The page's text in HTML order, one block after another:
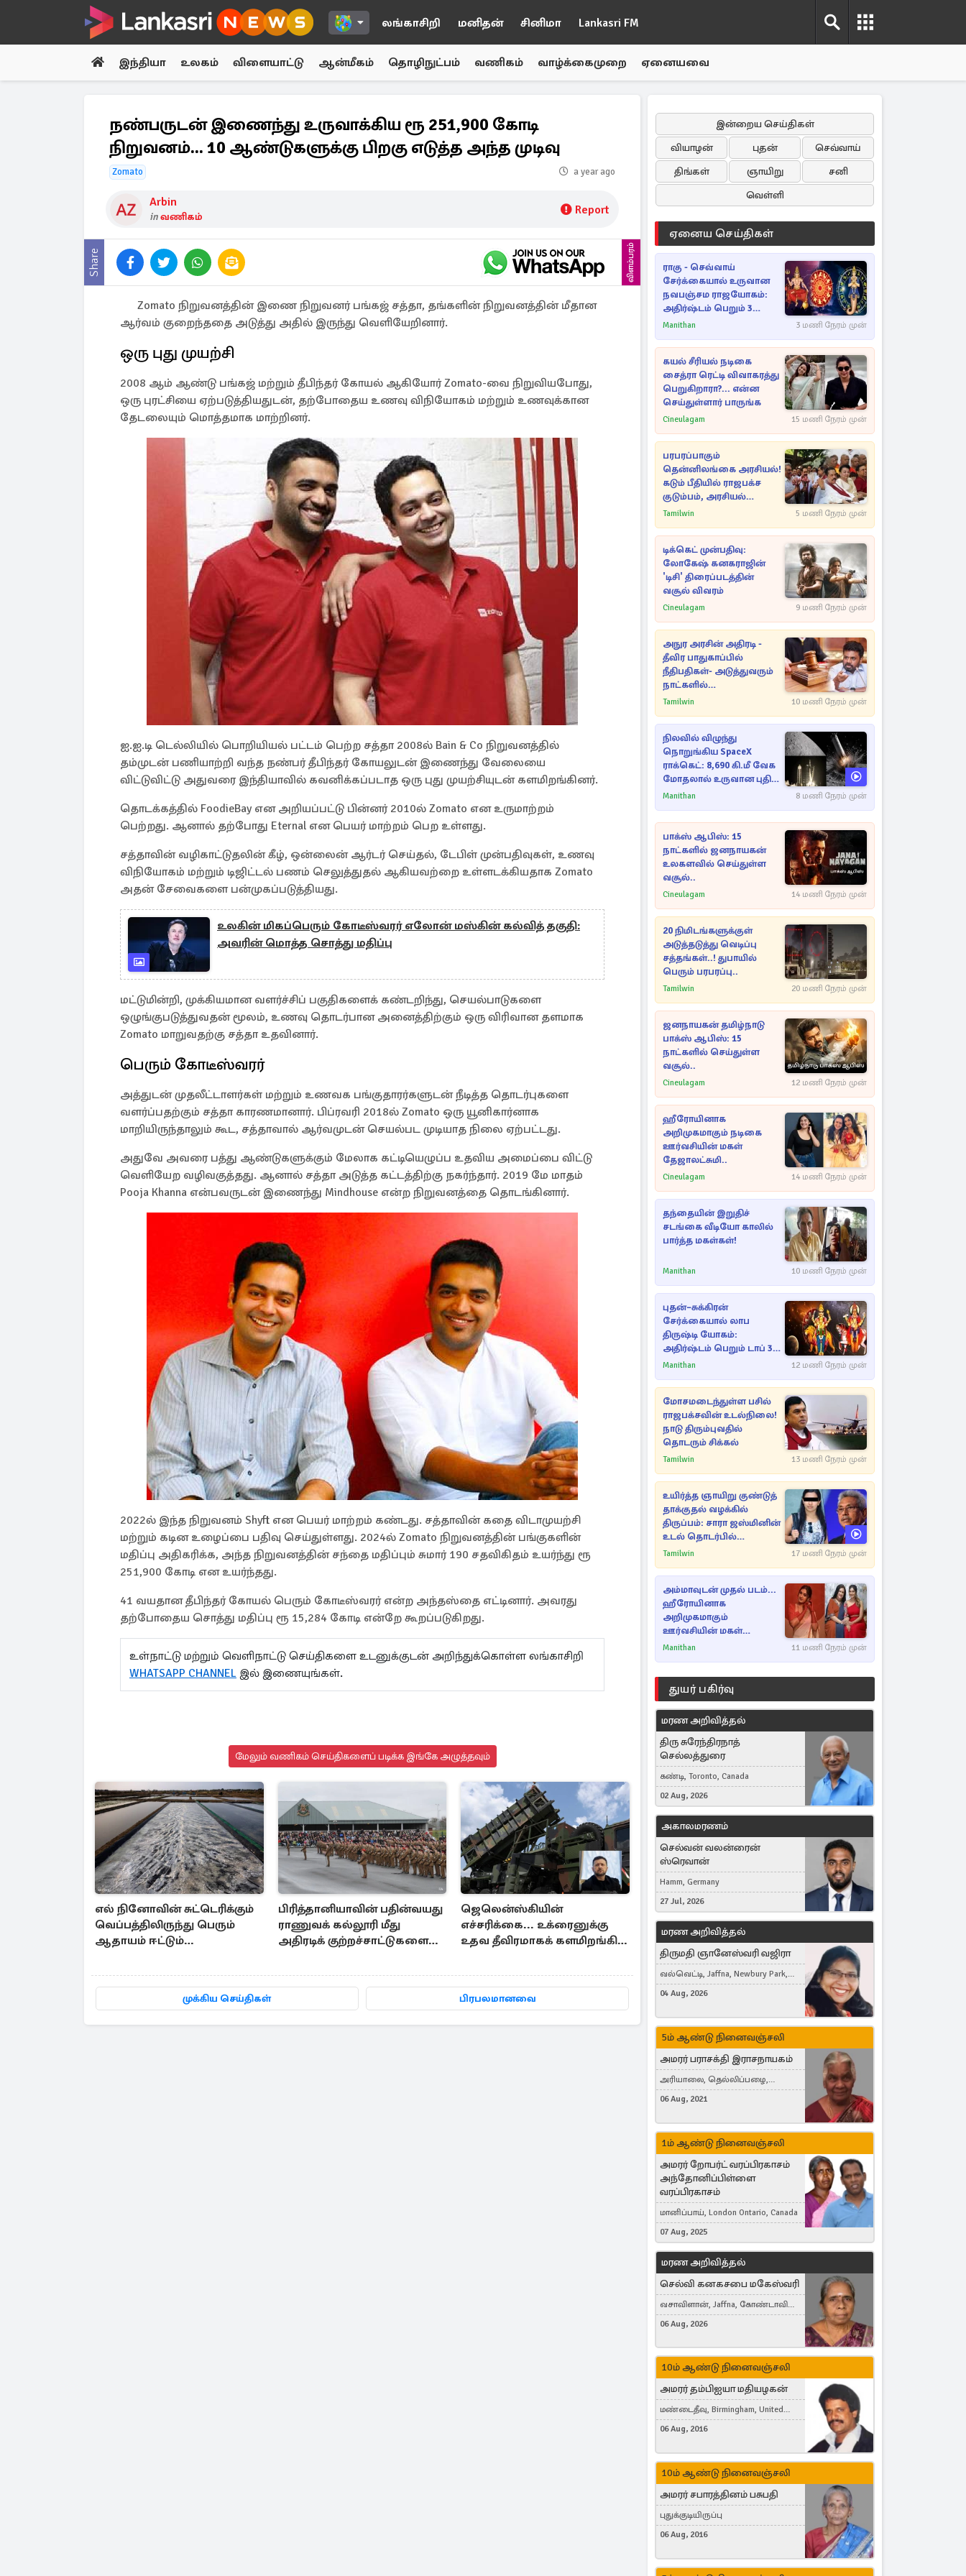
லங்காசிறி மனிதன் சினிமா Lankasri FM
இந்தியா உலகம் விளையாட்டு ஆன்மீகம் தொழிநுட்பம் வணிகம் வாழ்க்கைமுறை ஏனையவை
நண்பருடன் இணைந்து உருவாக்கிய ரூ 251,900 கோடி
நிறுவனம்... 10 ஆண்டுகளுக்கு பிறகு எடுத்த அந்த முடிவு
Zomato a year ago
Arbin
inவணிகம் Report
Share விளம்பரம்
Zomato நிறுவனத்தின் இணை நிறுவனர் பங்கஜ் சத்தா, தங்களின் நிறுவனத்தின் மீதான
ஆர்வம் குறைந்ததை அடுத்து அதில் இருந்து வெளியேறினார்.
ஒரு புது முயற்சி
2008 ஆம் ஆண்டு பங்கஜ் மற்றும் தீபிந்தர் கோயல் ஆகியோர் Zomato-வை நிறுவியபோது, ​​
ஒரு புரட்சியை ஏற்படுத்தியதுடன், தற்போதைய உணவு விநியோகம் மற்றும் உணவுக்கான
தேடலையும் மொத்தமாக மாற்றினர்.
ஐ.ஐ.டி டெல்லியில் பொறியியல் பட்டம் பெற்ற சத்தா 2008ல் Bain & Co நிறுவனத்தில்
தம்முடன் பணியாற்றி வந்த நண்பர் தீபிந்தர் கோயலுடன் இணைந்து வேலையை
விட்டுவிட்டு அதுவரை இந்தியாவில் கவனிக்கப்படாத ஒரு புது முயற்சியுடன் களமிறங்கினர்.
தொடக்கத்தில் FoodieBay என அறியப்பட்டு பின்னர் 2010ல் Zomato என உருமாற்றம்
பெற்றது. ஆனால் தற்போது Eternal என பெயர் மாற்றம் பெற உள்ளது.
சத்தாவின் வழிகாட்டுதலின் கீழ், ஒன்லைன் ஆர்டர் செய்தல், டேபிள் முன்பதிவுகள், உணவு
விநியோகம் மற்றும் டிஜிட்டல் பணம் செலுத்துதல் ஆகியவற்றை உள்ளடக்கியதாக Zomato
அதன் சேவைகளை பன்முகப்படுத்தியது.
உலகின் மிகப்பெரும் கோடீஸ்வரர் எலோன் மஸ்கின் கல்வித் தகுதி:
அவரின் மொத்த சொத்து மதிப்பு
மட்டுமின்றி, முக்கியமான வளர்ச்சிப் பகுதிகளைக் கண்டறிந்து, செயல்பாடுகளை
ஒழுங்குபடுத்துவதன் மூலம், உணவு தொடர்பான அனைத்திற்கும் ஒரு விரிவான தளமாக
Zomato மாறுவதற்கு சத்தா உதவினார்.
பெரும் கோடீஸ்வரர்
அத்துடன் முதலீட்டாளர்கள் மற்றும் உணவக பங்குதாரர்களுடன் நீடித்த தொடர்புகளை
வளர்ப்பதற்கும் சத்தா காரணமானார். பிப்ரவரி 2018ல் Zomato ஒரு யூனிகார்னாக
மாறியிருந்தாலும் கூட, சத்தாவால் ஆர்வமுடன் செயல்பட முடியாத நிலை ஏற்பட்டது.
அதுவே அவரை பத்து ஆண்டுகளுக்கும் மேலாக கட்டியெழுப்ப உதவிய அமைப்பை விட்டு
வெளியேற வழிவகுத்தது. ஆனால் சத்தா அடுத்த கட்டத்திற்கு நகர்ந்தார். 2019 மே மாதம்
Pooja Khanna என்பவருடன் இணைந்து Mindhouse என்ற நிறுவனத்தை தொடங்கினார்.
2022ல் இந்த நிறுவனம் Shyft என பெயர் மாற்றம் கண்டது. சத்தாவின் கதை விடாமுயற்சி
மற்றும் கடின உழைப்பை பதிவு செய்துள்ளது. 2024ல் Zomato நிறுவனத்தின் பங்குகளின்
மதிப்பு அதிகரிக்க, அந்த நிறுவனத்தின் சந்தை மதிப்பும் சுமார் 190 சதவிகிதம் உயர்ந்து ரூ
251,900 கோடி என உயர்ந்தது.
41 வயதான தீபிந்தர் கோயல் பெரும் கோடீஸ்வரர் என்ற அந்தஸ்தை எட்டினார். அவரது
தற்போதைய சொத்து மதிப்பு ரூ 15,284 கோடி என்றே கூறப்படுகிறது.
உள்நாட்டு மற்றும் வெளிநாட்டு செய்திகளை உடனுக்குடன் அறிந்துக்கொள்ள லங்காசிறி
WHATSAPP CHANNEL இல் இணையுங்கள்.
மேலும் வணிகம் செய்திகளைப் படிக்க இங்கே அழுத்தவும்
எல் நினோவின் சுட்டெரிக்கும்
வெப்பத்திலிருந்து பெரும்
ஆதாயம் ஈட்டும்
பிரித்தானியாவின் பதின்வயது
ராணுவக் கல்லூரி மீது
அதிரடிக் குற்றச்சாட்டுகளை
ஜெலென்ஸ்கியின்
எச்சரிக்கை... உக்ரைனுக்கு
உதவ தீவிரமாகக் களமிறங்கிய
முக்கிய செய்திகள் பிரபலமானவை
இன்றைய செய்திகள்
வியாழன்
புதன்
செவ்வாய்
திங்கள்
ஞாயிறு
சனி
வெள்ளி
ஏனைய செய்திகள்
ராகு - செவ்வாய்
சேர்க்கையால் உருவான
நவபஞ்சம ராஜயோகம்:
அதிர்ஷ்டம் பெறும் 3
ராசிகள்!
Manithan 3 மணி நேரம் முன்
கயல் சீரியல் நடிகை
சைத்ரா ரெட்டி விவாகரத்து
பெறுகிறாரா?... என்ன
செய்துள்ளார் பாருங்க
Cineulagam 15 மணி நேரம் முன்
பரபரப்பாகும்
தென்னிலங்கை அரசியல்!
கடும் பீதியில் ராஜபக்ச
குடும்பம், அரசியல்
நட்புகள்
Tamilwin 5 மணி நேரம் முன்
டிக்கெட் முன்பதிவு:
லோகேஷ் கனகராஜின்
'டிசி' திரைப்படத்தின்
வசூல் விவரம்
Cineulagam 9 மணி நேரம் முன்
அநுர அரசின் அதிரடி -
தீவிர பாதுகாப்பில்
நீதிபதிகள்- அடுத்துவரும்
நாட்களில்
அம்பலமாகவுள்ள ரகசியம்
Tamilwin 10 மணி நேரம் முன்
நிலவில் விழுந்து
நொறுங்கிய SpaceX
ராக்கெட்: 8,690 கி.மீ வேக
மோதலால் உருவான புதிய
பள்ளம்!
Manithan 8 மணி நேரம் முன்
பாக்ஸ் ஆபிஸ்: 15
நாட்களில் ஜனநாயகன்
உலகளவில் செய்துள்ள
வசூல்..
Cineulagam 14 மணி நேரம் முன்
20 நிமிடங்களுக்குள்
அடுத்தடுத்து வெடிப்பு
சத்தங்கள்..! துபாயில்
பெரும் பரபரப்பு..
Tamilwin 20 மணி நேரம் முன்
ஜனநாயகன் தமிழ்நாடு
பாக்ஸ் ஆபிஸ்: 15
நாட்களில் செய்துள்ள
வசூல்..
Cineulagam 12 மணி நேரம் முன்
ஹீரோயினாக
அறிமுகமாகும் நடிகை
ஊர்வசியின் மகள்
தேஜாலட்சுமி..
Cineulagam 14 மணி நேரம் முன்
தந்தையின் இறுதிச்
சடங்கை வீடியோ காலில்
பார்த்த மகள்கள்!
Manithan 10 மணி நேரம் முன்
புதன்–சுக்கிரன்
சேர்க்கையால் லாப
திருஷ்டி யோகம்:
அதிர்ஷ்டம் பெறும் டாப் 3
ராசிகள்!
Manithan 12 மணி நேரம் முன்
மோசமடைந்துள்ள பசில்
ராஜபக்சவின் உடல்நிலை!
நாடு திரும்புவதில்
தொடரும் சிக்கல்
Tamilwin 13 மணி நேரம் முன்
உயிர்த்த ஞாயிறு குண்டுத்
தாக்குதல் வழக்கில்
திருப்பம்: சாரா ஜஸ்மினின்
உடல் தொடர்பில்
நீதிமன்றத்தில் வெளியான
Tamilwin 17 மணி நேரம் முன்
அம்மாவுடன் முதல் படம்...
ஹீரோயினாக
அறிமுகமாகும்
ஊர்வசியின் மகள்
தேஜலட்சுமி!
Manithan 11 மணி நேரம் முன்
துயர் பகிர்வு
மரண அறிவித்தல்
திரு சுரேந்திரநாத்
செல்லத்துரை
கண்டி, Toronto, Canada
02 Aug, 2026
அகாலமரணம்
செல்வன் வலன்ரைன்
ஸ்ரெவான்
Hamm, Germany
27 Jul, 2026
மரண அறிவித்தல்
திருமதி ஞானேஸ்வரி வஜிரா
வல்வெட்டி, Jaffna, Newbury Park,
United Kingdom
04 Aug, 2026
5ம் ஆண்டு நினைவஞ்சலி
அமரர் பராசக்தி இராசநாயகம்
அரியாலை, தெல்லிப்பழை,
Montreal, Canada
06 Aug, 2021
1ம் ஆண்டு நினைவஞ்சலி
அமரர் றோபர்ட் வரப்பிரகாசம்
அந்தோனிப்பிள்ளை
வரப்பிரகாசம்
மானிப்பாய், London Ontario, Canada
07 Aug, 2025
மரண அறிவித்தல்
செல்வி கனகசபை மகேஸ்வரி
வசாவிளான், Jaffna, கோண்டாவில்
கிழக்கு
06 Aug, 2026
10ம் ஆண்டு நினைவஞ்சலி
அமரர் தம்பிஐயா மதியழகன்
மண்டைதீவு, Birmingham, United
Kingdom
06 Aug, 2016
10ம் ஆண்டு நினைவஞ்சலி
அமரர் சபாரத்தினம் பசுபதி
புதுக்குடியிருப்பு
06 Aug, 2016